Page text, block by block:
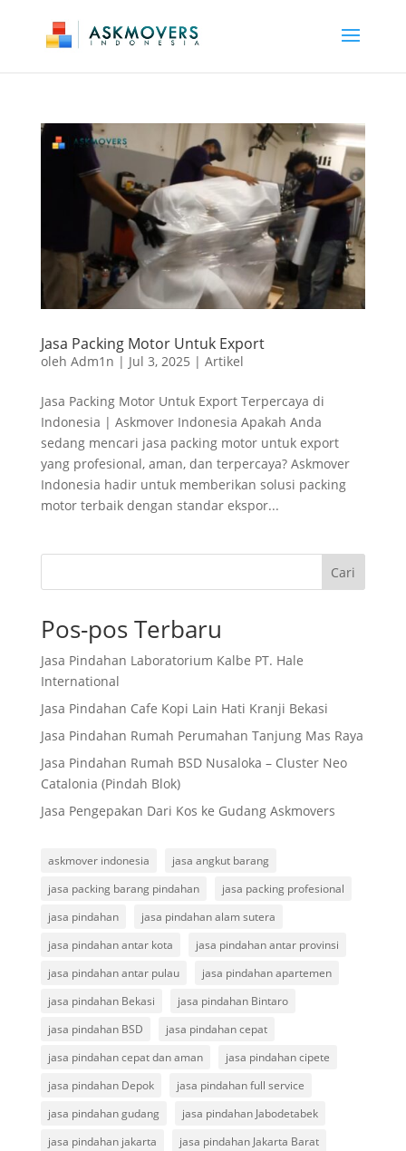
Jasa Packing Motor Untuk Export
oleh Adm1n | Jul 3, 2025 | Artikel
Jasa Packing Motor Untuk Export Terpercaya di
Indonesia | Askmover Indonesia Apakah Anda
sedang mencari jasa packing motor untuk export
yang profesional, aman, dan terpercaya? Askmover
Indonesia hadir untuk memberikan solusi packing
motor terbaik dengan standar ekspor...
Cari
Pos-pos Terbaru
Jasa Pindahan Laboratorium Kalbe PT. Hale
International
Jasa Pindahan Cafe Kopi Lain Hati Kranji Bekasi
Jasa Pindahan Rumah Perumahan Tanjung Mas Raya
Jasa Pindahan Rumah BSD Nusaloka – Cluster Neo
Catalonia (Pindah Blok)
Jasa Pengepakan Dari Kos ke Gudang Askmovers
askmover indonesia
jasa angkut barang
jasa packing barang pindahan
jasa packing profesional
jasa pindahan
jasa pindahan alam sutera
jasa pindahan antar kota
jasa pindahan antar provinsi
jasa pindahan antar pulau
jasa pindahan apartemen
jasa pindahan Bekasi
jasa pindahan Bintaro
jasa pindahan BSD
jasa pindahan cepat
jasa pindahan cepat dan aman
jasa pindahan cipete
jasa pindahan Depok
jasa pindahan full service
jasa pindahan gudang
jasa pindahan Jabodetabek
jasa pindahan jakarta
jasa pindahan Jakarta Barat